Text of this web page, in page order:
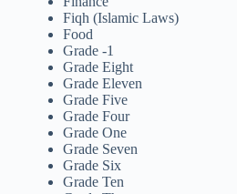
Fiqh (Islamic Laws)
Food
Grade -1
Grade Eight
Grade Eleven
Grade Five
Grade Four
Grade One
Grade Seven
Grade Six
Grade Ten